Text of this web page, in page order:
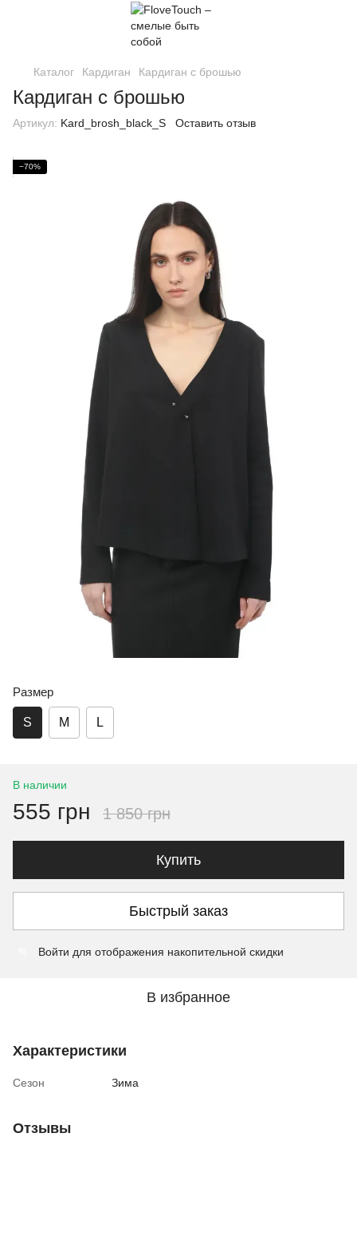
Каталог Кардиган Кардиган с брошью
Кардиган с брошью
Артикул: Kard_brosh_black_S Оставить отзыв
−70%
Размер
S M L
В наличии
555 грн 1 850 грн
Купить
Быстрый заказ
Войти для отображения накопительной скидки
В избранное
Характеристики
Сезон Зима
Отзывы